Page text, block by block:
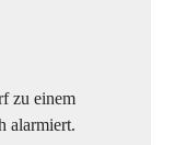
zu einem
alarmiert.